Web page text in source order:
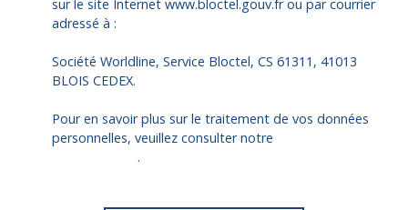
sur le site Internet www.bloctel.gouv.fr ou par courrier
adressé à :
Société Worldline, Service Bloctel, CS 61311, 41013
BLOIS CEDEX.
Pour en savoir plus sur le traitement de vos données
personnelles, veuillez consulter notre
.